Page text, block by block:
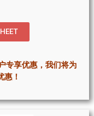
专享优惠，我们将为
惠！